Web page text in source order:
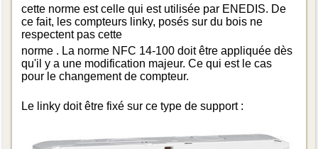
cette norme est celle qui est utilisée par ENEDIS. De
ce fait, les compteurs linky, posés sur du bois ne
respectent pas cette
norme . La norme NFC 14-100 doit être appliquée dès
qu'il y a une modification majeur. Ce qui est le cas
pour le changement de compteur.
Le linky doit être fixé sur ce type de support :